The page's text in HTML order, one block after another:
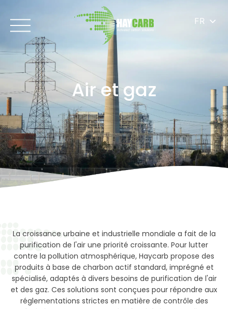
FR
Air et gaz
La croissance urbaine et industrielle mondiale a fait de la
purification de l'air une priorité croissante. Pour lutter
contre la pollution atmosphérique, Haycarb propose des
produits à base de charbon actif standard, imprégné et
spécialisé, adaptés à divers besoins de purification de l'air
et des gaz. Ces solutions sont conçues pour répondre aux
réglementations strictes en matière de contrôle des